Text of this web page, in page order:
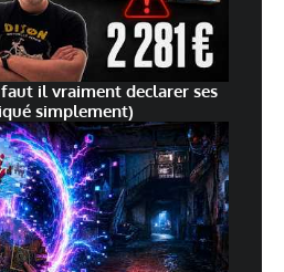
il vraiment declarer ses
simplement)